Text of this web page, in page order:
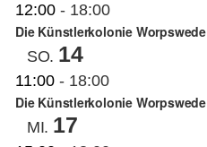
12:00 - 18:00
Die Künstlerkolonie Worpswede
SO. 14
11:00 - 18:00
Die Künstlerkolonie Worpswede
MI. 17